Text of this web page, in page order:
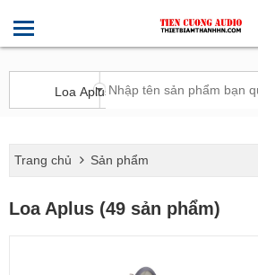
Trang chủ Sản phẩm
Loa Aplus (49 sản phẩm)